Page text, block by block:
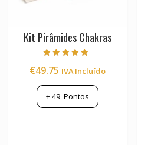
Kit Pirâmides Chakras
5.00
€49.75 IVA Incluído
+49 Pontos